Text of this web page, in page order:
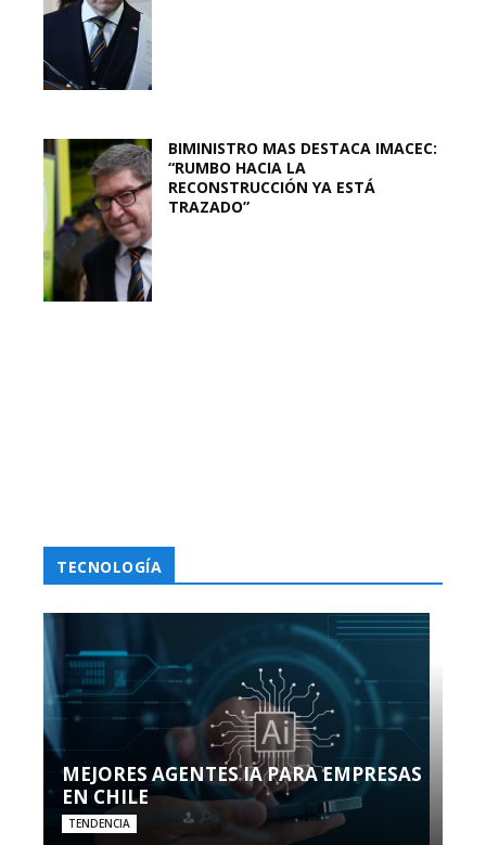
BIMINISTRO MAS DESTACA IMACEC:
“RUMBO HACIA LA
RECONSTRUCCIÓN YA ESTÁ
TRAZADO”
TECNOLOGÍA
MEJORES AGENTES IA PARA EMPRESAS
EN CHILE
TENDENCIA